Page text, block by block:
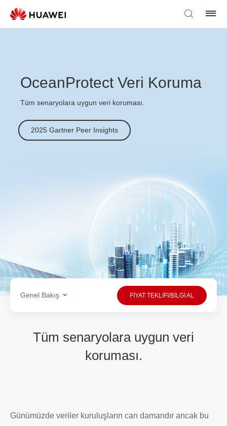
OceanProtect Veri Koruma
Tüm senaryolara uygun veri koruması.
2025 Gartner Peer Insights
Genel Bakış FİYAT TEKLİFİ/BİLGİ AL
Tüm senaryolara uygun veri
koruması.
Günümüzde veriler kuruluşların can damarıdır ancak bu